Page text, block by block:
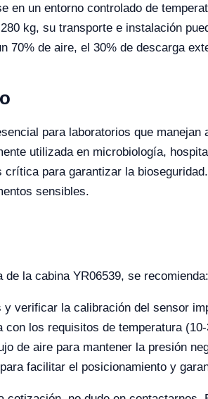
en un entorno controlado de
kg, su transporte e instalación
70% de aire, el 30% de descarga
para laboratorios que
utilizada en microbiología,
para garantizar la
sensibles.
la cabina YR06539, se recomienda:
verificar la calibración del sensor
los requisitos de temperatura
de aire para mantener la presión
facilitar el posicionamiento y